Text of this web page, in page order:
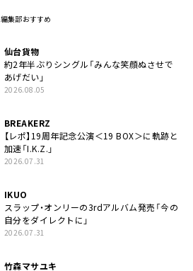
編集部おすすめ
仙台貨物
約2年半ぶりシングル「みんな笑顔ぬさせで
あげだい」
2026.08.05
BREAKERZ
【レポ】19周年記念公演＜19 BOX＞に軌跡と
加速「I.K.Z.」
2026.07.31
IKUO
スラップ・オンリーの3rdアルバム発売「今の
自分をダイレクトに」
2026.07.31
竹森マサユキ